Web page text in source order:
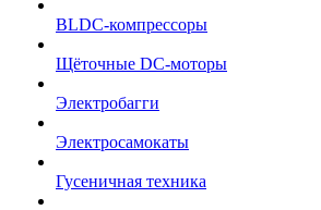
BLDC-компрессоры
Щёточные DC-моторы
Электробагги
Электросамокаты
Гусеничная техника